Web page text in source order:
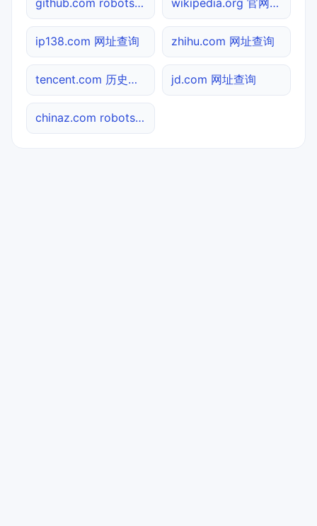
github.com robots.txt检测 wikipedia.org 官网入口
ip138.com 网址查询 zhihu.com 网址查询
tencent.com 历史快照 jd.com 网址查询
chinaz.com robots.txt检测